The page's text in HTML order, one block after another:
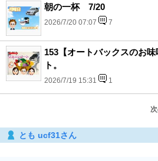
朝の一杯 7/20
2026/7/20 07:07 7
153【オートバックスのお
ト。
2026/7/19 15:31 1
とも ucf31さん